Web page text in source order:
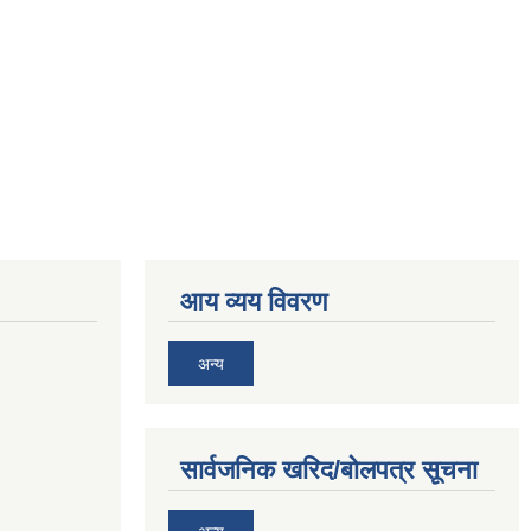
आय व्यय विवरण
अन्य
सार्वजनिक खरिद/बोलपत्र सूचना